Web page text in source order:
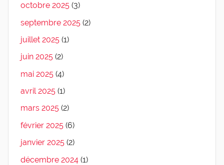
octobre 2025 (3)
septembre 2025 (2)
juillet 2025 (1)
juin 2025 (2)
mai 2025 (4)
avril 2025 (1)
mars 2025 (2)
février 2025 (6)
janvier 2025 (2)
décembre 2024 (1)